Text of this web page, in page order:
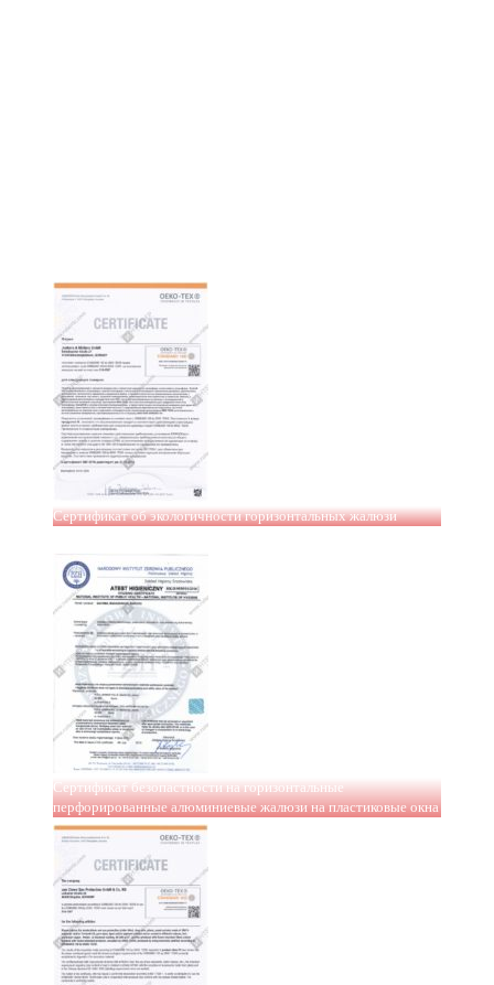
Сертификат об экологичности горизонтальных жалюзи
Сертификат безопастности на горизонтальные
перфорированные алюминиевые жалюзи на пластиковые окна